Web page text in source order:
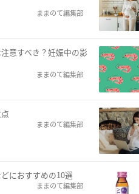
ままのて編集部
意すべき？妊娠中の影
ままのて編集部
ままのて編集部
におすすめの10選
ままのて編集部